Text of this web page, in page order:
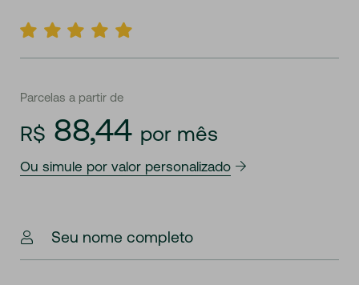
Parcelas a partir de
R$ 88,44 por mês
Ou simule por valor personalizado
Seu nome completo